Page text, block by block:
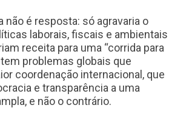
não é resposta: só agravaria o
laborais, fiscais e ambientais
receita para uma “corrida para
problemas globais que
coordenação internacional, que
e transparência a uma
e não o contrário.